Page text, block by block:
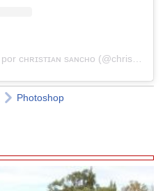
Photoshop